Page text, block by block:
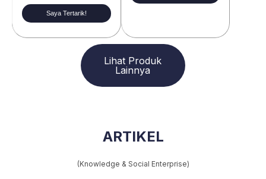
Saya Tertarik!
Lihat Produk
Lainnya
ARTIKEL
(Knowledge & Social Enterprise)